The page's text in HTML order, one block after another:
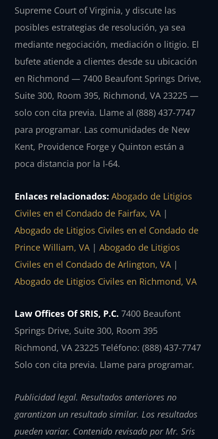
Supreme Court of Virginia, y discute las
posibles estrategias de resolución, ya sea
mediante negociación, mediación o litigio. El
bufete atiende a clientes desde su ubicación
en Richmond — 7400 Beaufont Springs Drive,
Suite 300, Room 395, Richmond, VA 23225 —
solo con cita previa. Llame al (888) 437-7747
para programar. Las comunidades de New
Kent, Providence Forge y Quinton están a
poca distancia por la I-64.
Enlaces relacionados: Abogado de Litigios
Civiles en el Condado de Fairfax, VA |
Abogado de Litigios Civiles en el Condado de
Prince William, VA | Abogado de Litigios
Civiles en el Condado de Arlington, VA |
Abogado de Litigios Civiles en Richmond, VA
Law Offices Of SRIS, P.C. 7400 Beaufont
Springs Drive, Suite 300, Room 395
Richmond, VA 23225 Teléfono: (888) 437-7747
Solo con cita previa. Llame para programar.
Publicidad legal. Resultados anteriores no
garantizan un resultado similar. Los resultados
pueden variar. Contenido revisado por Mr. Sris